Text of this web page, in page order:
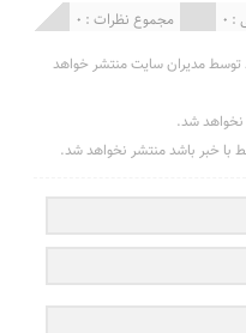
مجموع نظرات : 0 0
توسط مدیران سایت منتشر خواهد
نخواهد شد.
با خبر باشد منتشر نخواهد شد.